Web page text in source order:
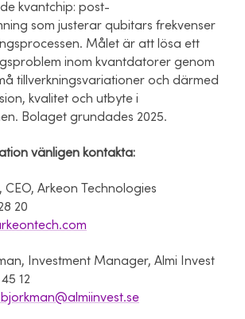
kvantchip: post-
som justerar qubitars frekvenser
Målet är att lösa ett
inom kvantdatorer genom
tillverkningsvariationer och därmed
kvalitet och utbyte i
Bolaget grundades 2025.
vänligen kontakta:
CEO, Arkeon Technologies
20
Investment Manager, Almi Invest
12